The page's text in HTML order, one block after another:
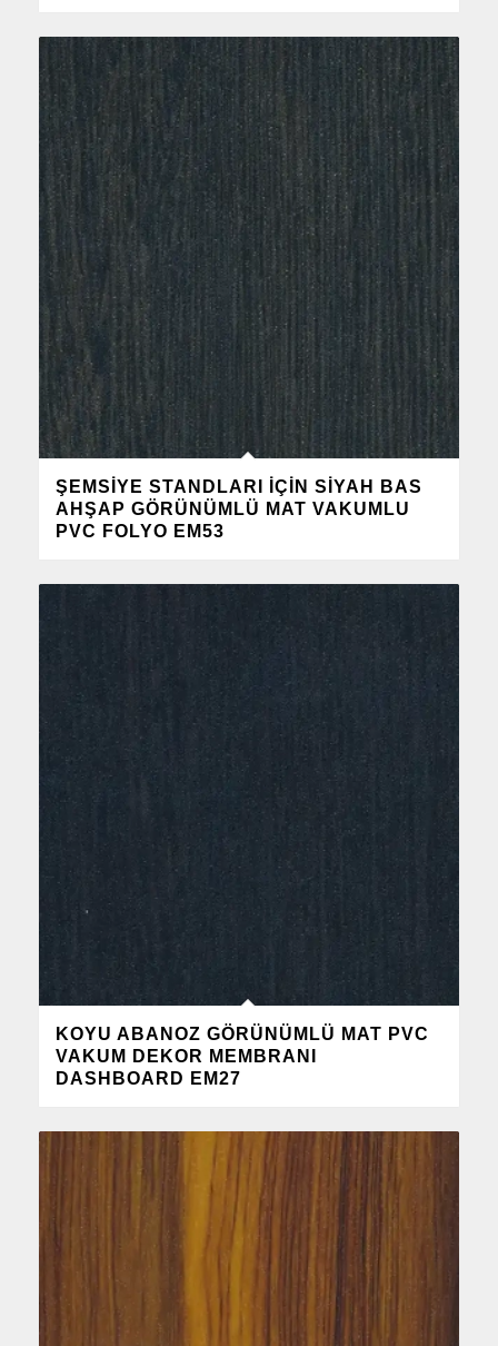
ŞEMSIYE STANDLARI IÇIN SIYAH BAS
AHŞAP GÖRÜNÜMLÜ MAT VAKUMLU
PVC FOLYO EM53
KOYU ABANOZ GÖRÜNÜMLÜ MAT PVC
VAKUM DEKOR MEMBRANI
DASHBOARD EM27